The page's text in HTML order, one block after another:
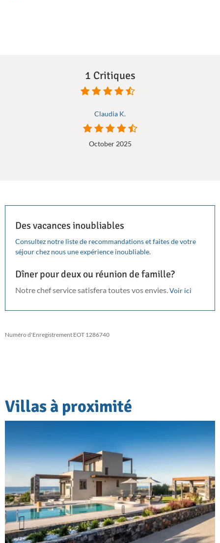
1 Critiques
Claudia K.
October 2025
Des vacances inoubliables
Consultez notre liste de recommandations et faites de votre
séjour chez nous une expérience inoubliable.
Dîner pour deux ou réunion de famille?
Notre chef service satisfera toutes vos envies.Voir ici
Numéro d'Enregistrement EOT 1286740
Villas à proximité